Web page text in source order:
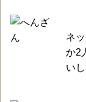
ネ
か2
い